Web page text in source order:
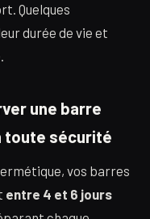
Quelques
durée de vie et
une barre
toute sécurité
vos barres
entre 4 et 6 jours